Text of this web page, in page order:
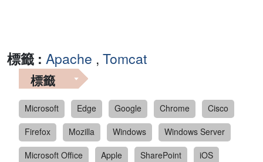
標籤 : Apache , Tomcat
標籤
Microsoft Edge Google Chrome
Cisco
Firefox
Mozilla Windows
Windows Server
Microsoft Office
Apple SharePoint
iOS